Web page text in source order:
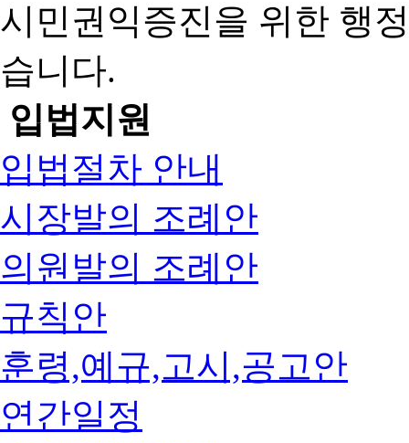
시민권익증진을 위한 행
습니다.
입법지원
입법절차 안내
시장발의 조례안
의원발의 조례안
규칙안
훈령,예규,고시,공고안
연간일정